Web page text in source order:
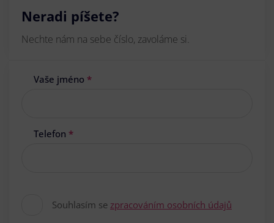
Neradi píšete?
Nechte nám na sebe číslo, zavoláme si.
Vaše jméno *
Telefon *
Souhlasím se zpracováním osobních údajů